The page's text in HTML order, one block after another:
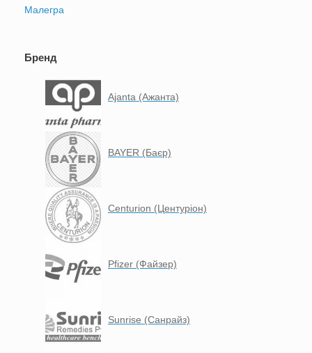
Малегра
Бренд
Ajanta (Ажанта)
BAYER (Баєр)
Centurion (Центуріон)
Pfizer (Файзер)
Sunrise (Санрайз)